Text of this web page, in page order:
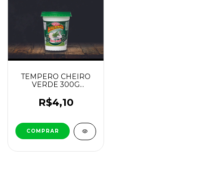
TEMPERO CHEIRO
VERDE 300G
R$4,10